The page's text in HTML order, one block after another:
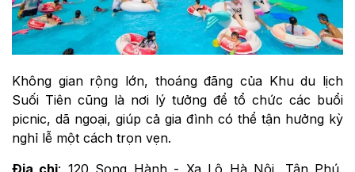
Không gian rộng lớn, thoáng đãng của Khu du lịch
Suối Tiên cũng là nơi lý tưởng để tổ chức các buổi
picnic, dã ngoại, giúp cả gia đình có thể tận hưởng kỳ
nghỉ lễ một cách trọn vẹn.
Địa chỉ: 120 Song Hành - Xa Lộ Hà Nội, Tân Phú,